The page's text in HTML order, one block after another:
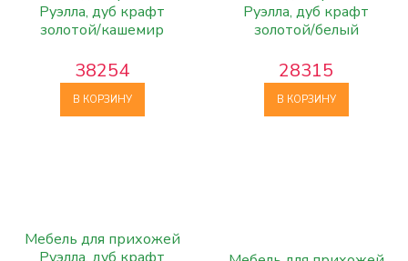
Руэлла, дуб крафт
золотой/кашемир
38254
В КОРЗИНУ
Руэлла, дуб крафт
золотой/белый
28315
В КОРЗИНУ
Мебель для прихожей